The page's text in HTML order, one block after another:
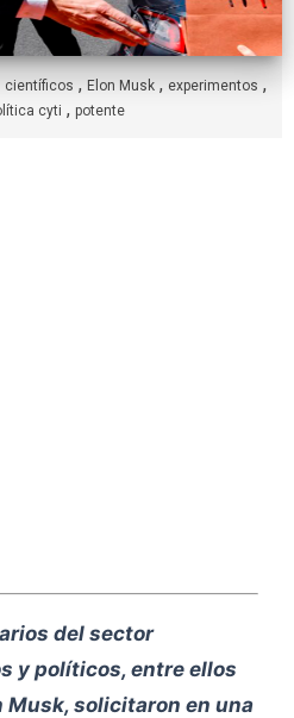
Etiquetas:
científicos , Elon Musk , experimentos ,
cyti , potente
del sector
y políticos, entre ellos
Musk, solicitaron en una